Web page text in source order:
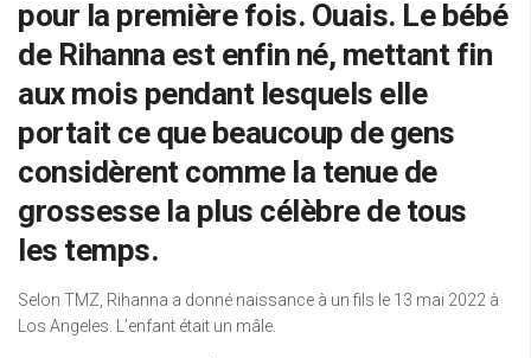
pour la première fois. Ouais. Le bébé
de Rihanna est enfin né, mettant fin
aux mois pendant lesquels elle
portait ce que beaucoup de gens
considèrent comme la tenue de
grossesse la plus célèbre de tous
les temps.
Selon TMZ, Rihanna a donné naissance à un fils le 13 mai 2022 à
Los Angeles. L’enfant était un mâle.